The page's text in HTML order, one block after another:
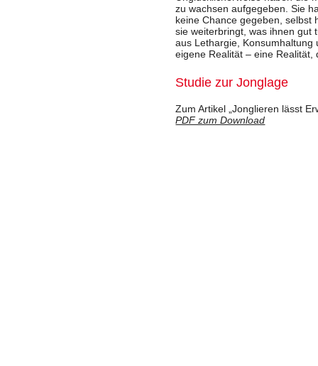
zu wachsen aufgegeben. Sie
keine Chance gegeben, selbst
sie weiterbringt, was ihnen gut
aus Lethargie,
eigene Realität – eine
Studie zur Jonglage
Zum Artikel „Jonglieren lässt
PDF zum Download